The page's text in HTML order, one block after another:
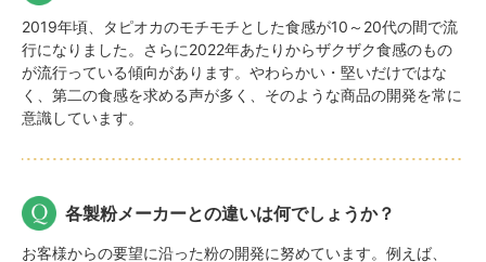
2019年頃、タピオカのモチモチとした食感が10～20代の間で流
行になりました。さらに2022年あたりからザクザク食感のもの
が流行っている傾向があります。やわらかい・堅いだけではな
く、第二の食感を求める声が多く、そのような商品の開発を常に
意識しています。
各製粉メーカーとの違いは何でしょうか？
お客様からの要望に沿った粉の開発に努めています。例えば、